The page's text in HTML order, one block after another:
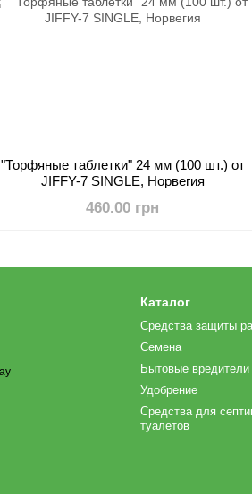
"Торфяные таблетки" 24 мм (100 шт.) от
JIFFY-7 SINGLE, Норвегия
460.00 грн
Каталог
Средства защиты
Семена
Бытовые вредители
Удобрение
Средства для
туалетов